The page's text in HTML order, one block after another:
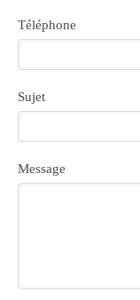
Téléphone
Sujet
Message